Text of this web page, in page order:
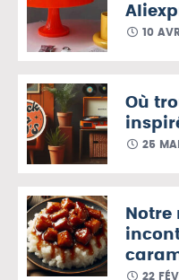
10
Où
25
Notre
22